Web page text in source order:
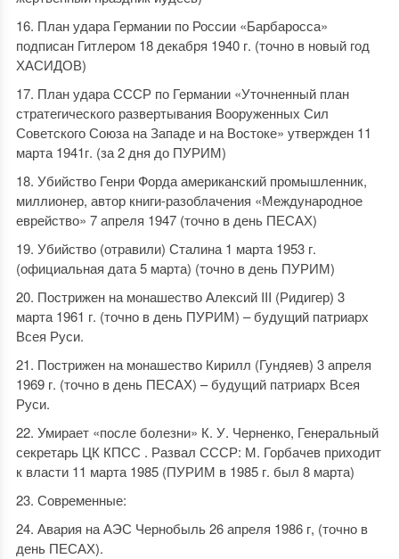
План удара Германии по России «Барбаросса»
подписан Гитлером 18 декабря 1940 г. (точно в новый год
ХАСИДОВ)
План удара СССР по Германии «Уточненный план
стратегического развертывания Вооруженных Сил
Советского Союза на Западе и на Востоке» утвержден 11
марта 1941г. (за 2 дня до ПУРИМ)
Убийство Генри Форда американский промышленник,
миллионер, автор книги-разоблачения «Международное
еврейство» 7 апреля 1947 (точно в день ПЕСАХ)
Убийство (отравили) Сталина 1 марта 1953 г.
(официальная дата 5 марта) (точно в день ПУРИМ)
Пострижен на монашество Алексий III (Ридигер) 3
марта 1961 г. (точно в день ПУРИМ) – будущий патриарх
Всея Руси.
Пострижен на монашество Кирилл (Гундяев) 3 апреля
1969 г. (точно в день ПЕСАХ) – будущий патриарх Всея
Руси.
Умирает «после болезни» К. У. Черненко, Генеральный
секретарь ЦК КПСС . Развал СССР: М. Горбачев приходит
к власти 11 марта 1985 (ПУРИМ в 1985 г. был 8 марта)
Современные:
Авария на АЭС Чернобыль 26 апреля 1986 г, (точно в
день ПЕСАХ).